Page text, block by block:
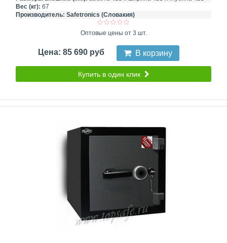
Вес (кг): 67
Производитель: Safetronics (Словакия)
Оптовые цены от 3 шт.
Цена: 85 690 руб В корзину
Купить в один клик